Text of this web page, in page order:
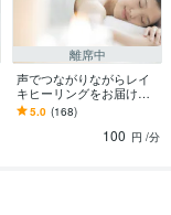
離席中
声でつながりながらレイ
キヒーリングをお届けし
ます 30分間♡心地よいレ
イキヒーリングを体験し
5.0 (168)
100 円 /分